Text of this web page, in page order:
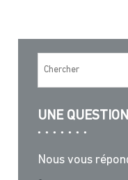
UNE
Nous vous